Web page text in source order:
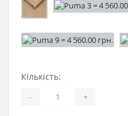
Кількість:
- +